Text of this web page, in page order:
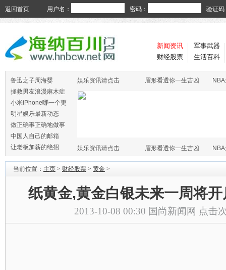
返回首页 用户名： 密码： 验证码
新闻资讯
财经股票
军事武器
生活百科
鲁迅之子周海婴
拯救男友浪漫麻木症
小米iPhone哪一个更
火
明星娱乐最新动态
做正确事正确地做事
中国人自己的邮箱
让老板加薪的绝招
娱乐资讯请点击 眉形看透你一生吉凶
娱乐资讯请点击 眉形看透你一生吉凶
当前位置： 主页 > 财经股票 > 黄金 >
纸黄金,黄金白银未来一周将
2013-10-08 00:30 国尚新闻网 点击